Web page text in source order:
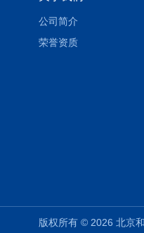
公司简介
荣誉资质
版权所有 © 2026 北